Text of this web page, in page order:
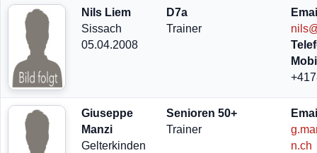
Nils Liem
Sissach
05.04.2008
D7a
Trainer
Giuseppe
Manzi
Gelterkinden
Senioren 50+
Trainer
n.ch